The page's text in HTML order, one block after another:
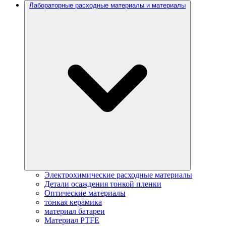
Лабораторные расходные материалы и материалы
Электрохимические расходные материалы
Детали осаждения тонкой пленки
Оптические материалы
тонкая керамика
материал батареи
Материал PTFE